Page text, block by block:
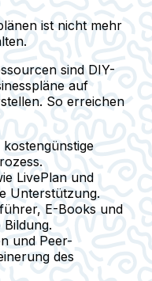
ist nicht mehr
sind DIY-
auf
So erreichen
LivePlan und
Unterstützung.
E-Books und
und Peer-
des